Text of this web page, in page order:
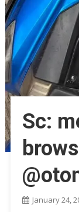
Sc:
January 24,